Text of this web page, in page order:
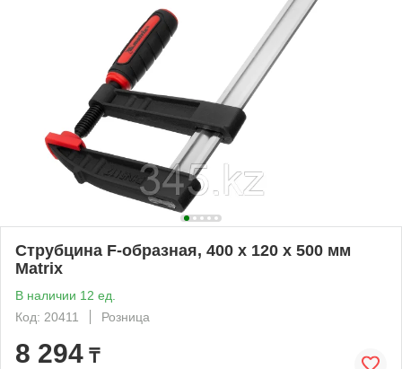
Струбцина F-образная, 400 х 120 х 500 мм
Matrix
В наличии 12 ед.
Код: 20411
Розница
8 294 ₸